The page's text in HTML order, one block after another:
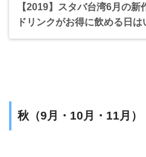
【2019】スタバ台湾6月の新
ドリンクがお得に飲める日は
秋（9月・10月・11月）